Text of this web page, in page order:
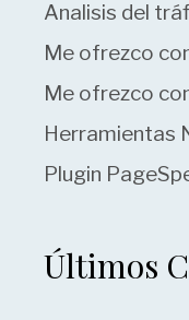
Analisis del
Me ofrezco
Me ofrezco
Herramientas
Plugin
Últimos